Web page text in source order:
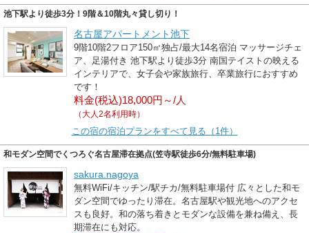
池下駅より徒歩3分！9階＆10階丸々貸し切り！
名古屋アパートメント池下
9階10階2フロア150㎡独占/最大14名宿泊 マッサージチェ
ア、足湯付き 池下駅より徒歩3分 南国テイストの映える
インテリアで、女子会や家族旅行、卒業旅行におすすめ
です！
料金(税込)18,000円～/人
（大人2名利用時）
この宿の宿泊プランをすべて見る（1件）
和モダン空間でくつろぐ名古屋滞在拠点(笠寺駅徒歩6分/無料駐車場)
sakura.nagoya
無料WiFi/キッチン/駅チカ/無料駐車場付 広々とした和モ
ダン空間でゆったり滞在。名古屋駅や観光地へのアクセ
スも良好。和の落ち着きとモダンな設備を兼ね備え、長
期滞在にも対応。